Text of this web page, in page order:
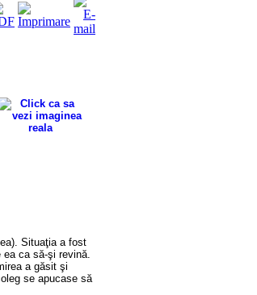
Situaţia a fost
ca să-şi revină.
a găsit şi
se apucase să